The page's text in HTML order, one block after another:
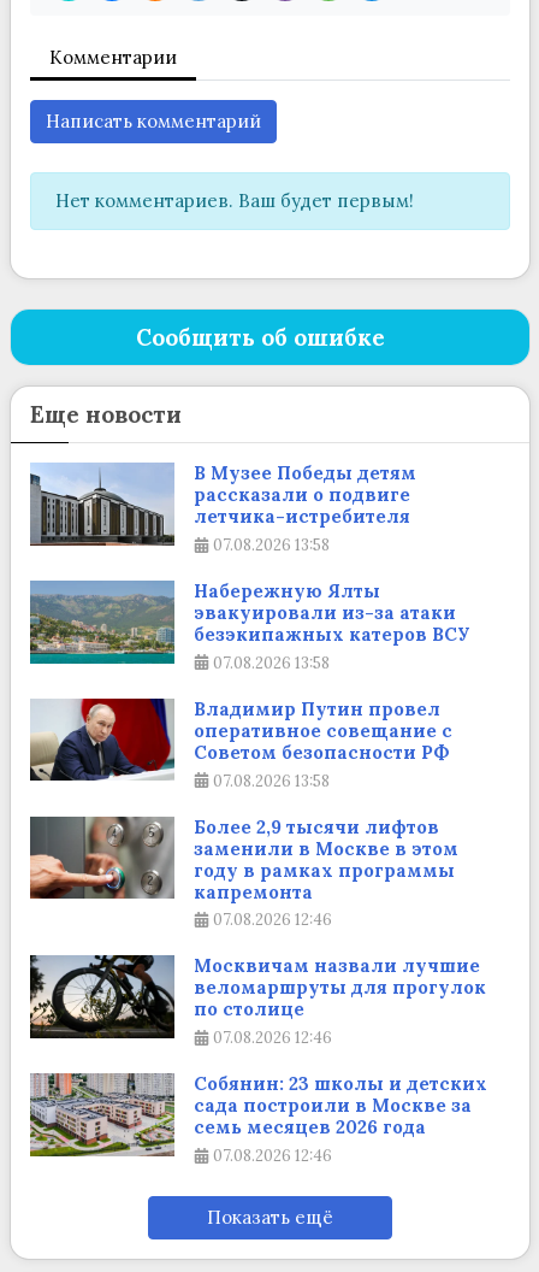
Комментарии
Написать комментарий
Нет комментариев. Ваш будет первым!
Сообщить об ошибке
Еще новости
В Музее Победы детям
рассказали о подвиге
летчика-истребителя
07.08.2026 13:58
Набережную Ялты
эвакуировали из-за атаки
безэкипажных катеров ВСУ
07.08.2026 13:58
Владимир Путин провел
оперативное совещание с
Советом безопасности РФ
07.08.2026 13:58
Более 2,9 тысячи лифтов
заменили в Москве в этом
году в рамках программы
капремонта
07.08.2026 12:46
Москвичам назвали лучшие
веломаршруты для прогулок
по столице
07.08.2026 12:46
Собянин: 23 школы и детских
сада построили в Москве за
семь месяцев 2026 года
07.08.2026 12:46
Показать ещё